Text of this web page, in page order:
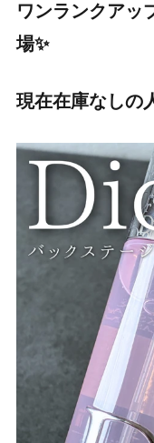
ワンランクアッ
場✨
現在在庫なしの